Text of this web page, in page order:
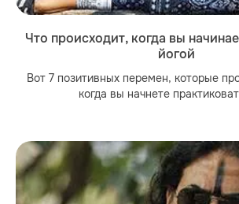
Что происходит, когда вы
йогой
Вот 7 позитивных перемен, которые
когда вы начнете